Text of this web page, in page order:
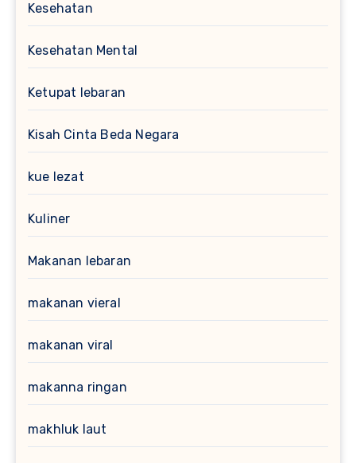
Kesehatan
Kesehatan Mental
Ketupat lebaran
Kisah Cinta Beda Negara
kue lezat
Kuliner
Makanan lebaran
makanan vieral
makanan viral
makanna ringan
makhluk laut